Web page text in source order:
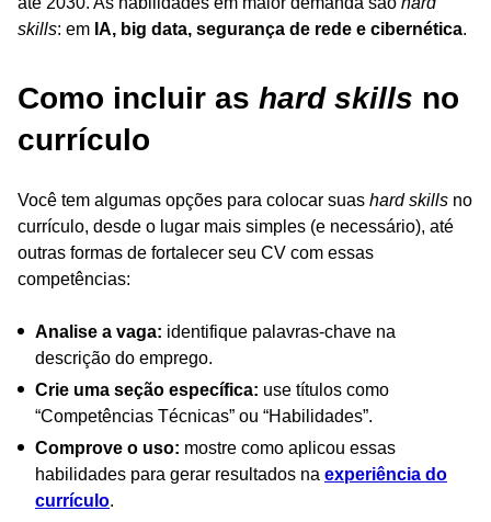
skills: em IA, big data, segurança de rede e cibernética.
Como incluir as hard skills no
currículo
Você tem algumas opções para colocar suas hard skills no
currículo, desde o lugar mais simples (e necessário), até
outras formas de fortalecer seu CV com essas
competências:
Analise a vaga: identifique palavras-chave na
descrição do emprego.
Crie uma seção específica: use títulos como
“Competências Técnicas” ou “Habilidades”.
Comprove o uso: mostre como aplicou essas
habilidades para gerar resultados na experiência do
currículo.